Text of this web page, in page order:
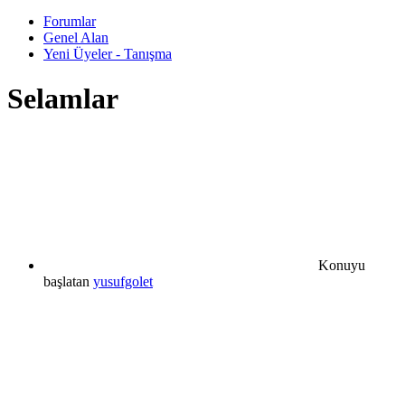
Forumlar
Genel Alan
Yeni Üyeler - Tanışma
Selamlar
Konuyu
başlatan yusufgolet